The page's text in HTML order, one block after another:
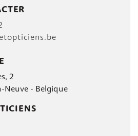
2
Neuve - Belgique